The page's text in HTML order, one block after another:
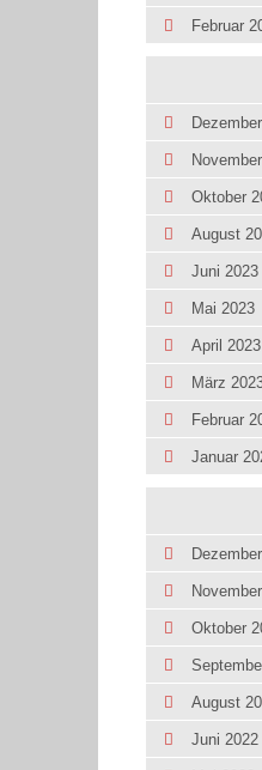
Februar
Oktober
August
Juni 2023
Mai 2023
April 2023
März
Februar
Januar
Oktober
August
Juni 2022